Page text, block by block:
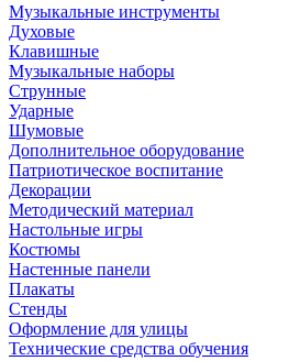
Музыкальные инструменты
Духовые
Клавишные
Музыкальные наборы
Струнные
Ударные
Шумовые
Дополнительное оборудование
Патриотическое воспитание
Декорации
Методический материал
Настольные игры
Костюмы
Настенные панели
Плакаты
Стенды
Оформление для улицы
Технические средства обучения